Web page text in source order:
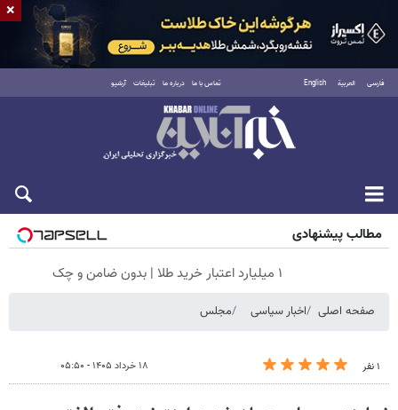
فارسی العربية English تماس با ما درباره ما تبلیغات آرشیو
جمعه ۱۶ مرداد ۱۴۰۵
مطالب پیشنهادی
۱ میلیارد اعتبار خرید طلا | بدون ضامن و چک
صفحه اصلی اخبار سیاسی مجلس
۱ نفر ۱۸ خرداد ۱۴۰۵ - ۰۵:۵۰
×